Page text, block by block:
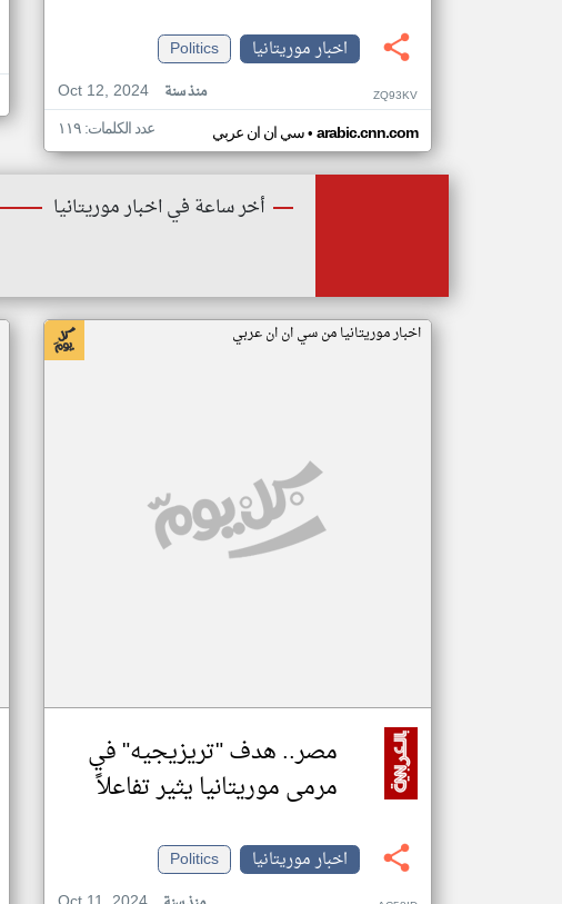
اخبار موريتانيا
Politics
Oct 12, 2024
منذ سنة ZQ93KV
سي ان ان عربي• arabic.cnn.com عدد الكلمات: ١١٩
أخر ساعة في اخبار موريتانيا
اخبار موريتانيا من سي ان ان عربي
مصر.. هدف "تريزيجيه" في
مرمى موريتانيا يثير تفاعلاً
اخبار موريتانيا
Politics